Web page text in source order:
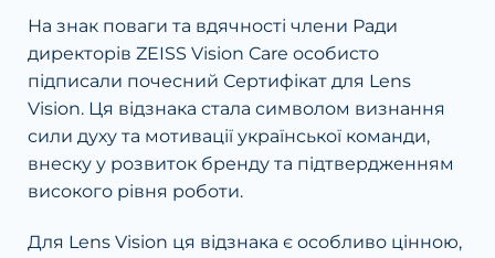
На знак поваги та вдячності члени Ради
директорів ZEISS Vision Care особисто
підписали почесний Сертифікат для Lens
Vision. Ця відзнака стала символом визнання
сили духу та мотивації української команди,
внеску у розвиток бренду та підтвердженням
високого рівня роботи.
Для Lens Vision ця відзнака є особливо цінною,